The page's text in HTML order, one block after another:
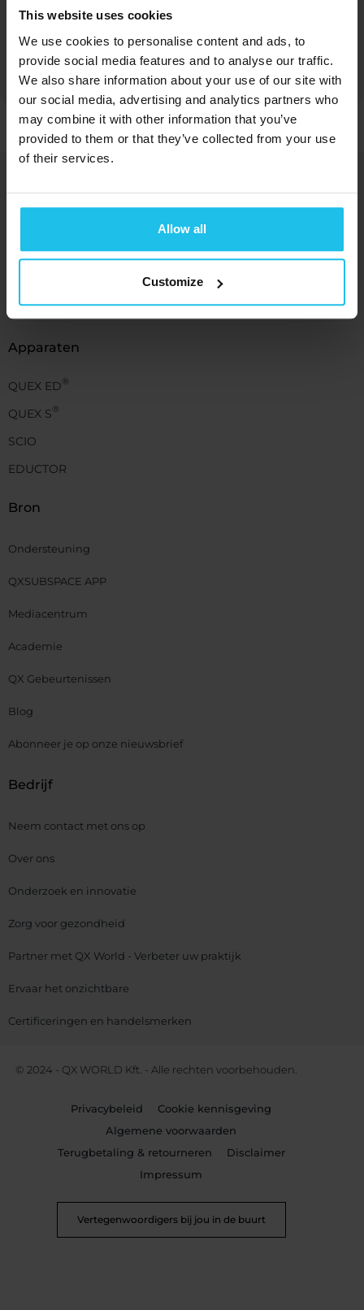
This website uses cookies
We use cookies to personalise content and ads, to
provide social media features and to analyse our traffic.
We also share information about your use of our site with
our social media, advertising and analytics partners who
may combine it with other information that you’ve
provided to them or that they’ve collected from your use
of their services.
Allow all
Customize
Margrét Margrétardottir
en voordeel voor de mens
+1 (856) 322-8589
Apparaten
QUEX ED ®
QUEX S®
SCIO
EDUCTOR
Bron
Ondersteuning
QXSUBSPACE APP
Mediacentrum
Academie
QX Gebeurtenissen
Blog
Abonneer je op onze nieuwsbrief
Bedrijf
Neem contact met ons op
Over ons
Onderzoek en innovatie
Zorg voor gezondheid
Partner met QX World - Verbeter uw praktijk
Ervaar het onzichtbare
Certificeringen en handelsmerken
© 2024 - QX WORLD Kft. - Alle rechten voorbehouden.
Privacybeleid
Cookie kennisgeving
Algemene voorwaarden
Terugbetaling & retourneren
Disclaimer
Impressum
Vertegenwoordigers bij jou in de buurt